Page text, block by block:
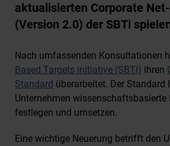
aktualisierten Corporate
(Version 2.0) der SBTi
Nach umfassenden Konsultationen
Based Targets initiative (SBTi) ihren
Standard überarbeitet. Der Standard
Unternehmen wissenschaftsbasierte
festlegen und umsetzen.
Eine wichtige Neuerung betrifft den